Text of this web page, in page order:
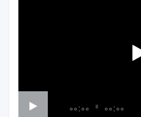
00:00 00:00